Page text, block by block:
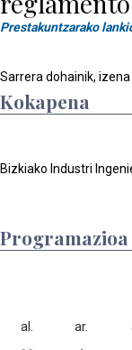
Prestakuntzarako
Sarrera dohainik,
Kokapena
Bizkiako Industri
Programazioa
al. ar.